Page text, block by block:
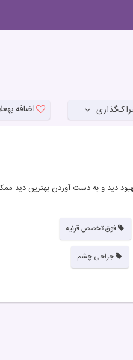
اضافه به
دید و به دست آوردن بهترین دید
فوق تخصص قرنیه
جراحی چشم